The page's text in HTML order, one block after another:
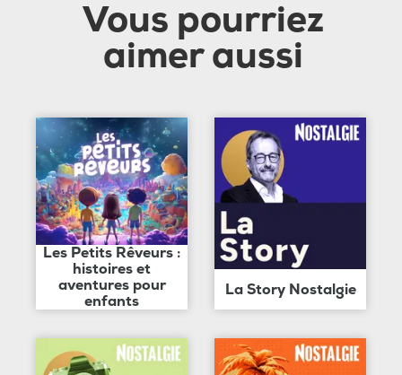
Vous pourriez
aimer aussi
Les Petits Rêveurs :
histoires et
aventures pour
enfants
La Story Nostalgie